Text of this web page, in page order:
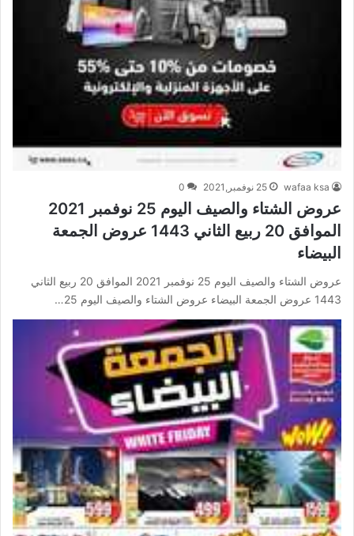
wafaa ksa 25 نوفمبر,2021 0
عروض الشتاء والصيف اليوم 25 نوفمبر 2021
الموافق 20 ربيع الثاني 1443 عروض الجمعة
البيضاء
عروض الشتاء والصيف اليوم 25 نوفمبر 2021 الموافق 20 ربيع الثاني
1443 عروض الجمعة البيضاء عروض الشتاء والصيف اليوم 25…